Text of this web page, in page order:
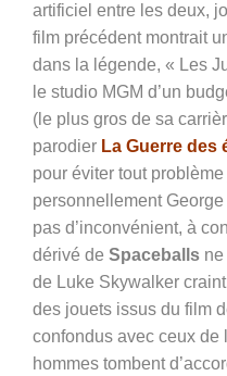
artificiel entre les deux,
film précédent montrait
dans la légende, « Les
le studio MGM d’un
(le plus gros de sa
parodier La Guerre des
pour éviter tout
personnellement
pas d’inconvénient, à
dérivé de Spaceballs
de Luke Skywalker
des jouets issus du film
confondus avec ceux de
hommes tombent